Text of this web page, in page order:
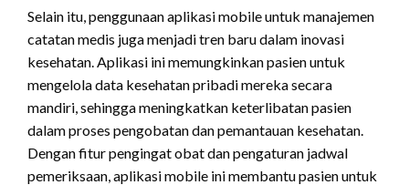
Selain itu, penggunaan aplikasi mobile untuk manajemen
catatan medis juga menjadi tren baru dalam inovasi
kesehatan. Aplikasi ini memungkinkan pasien untuk
mengelola data kesehatan pribadi mereka secara
mandiri, sehingga meningkatkan keterlibatan pasien
dalam proses pengobatan dan pemantauan kesehatan.
Dengan fitur pengingat obat dan pengaturan jadwal
pemeriksaan, aplikasi mobile ini membantu pasien untuk